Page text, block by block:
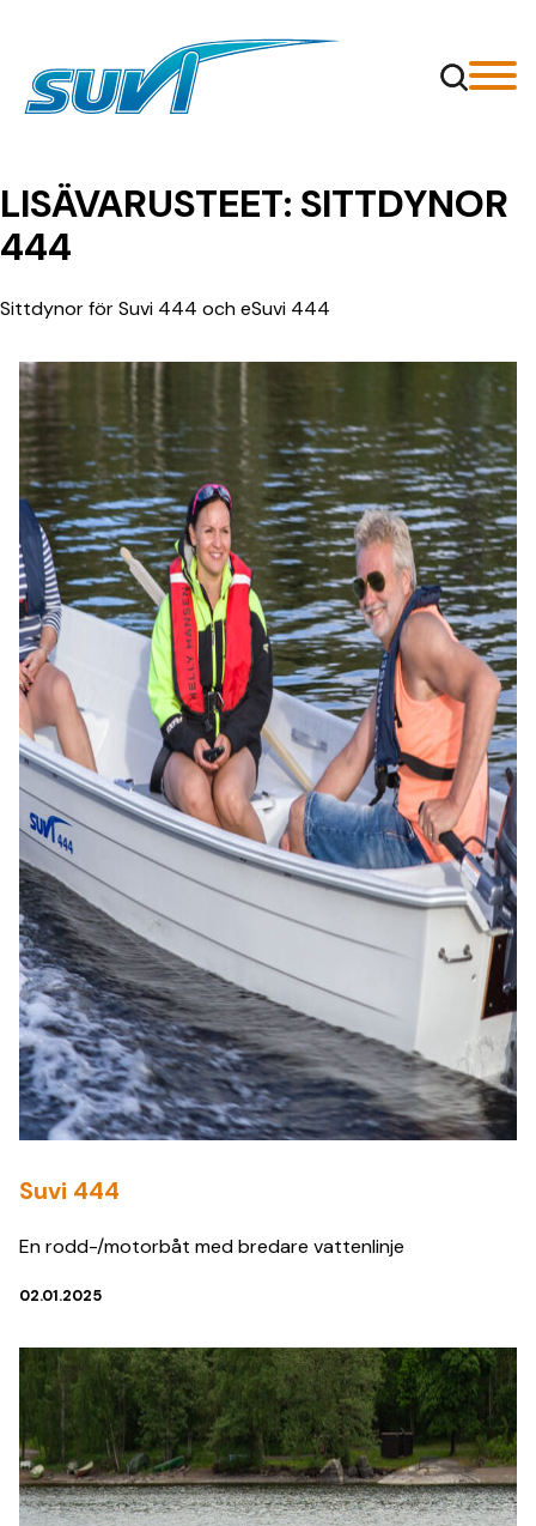
LISÄVARUSTEET: SITTDYNOR
444
Sittdynor för Suvi 444 och eSuvi 444
Suvi 444
En rodd-/motorbåt med bredare vattenlinje
02.01.2025